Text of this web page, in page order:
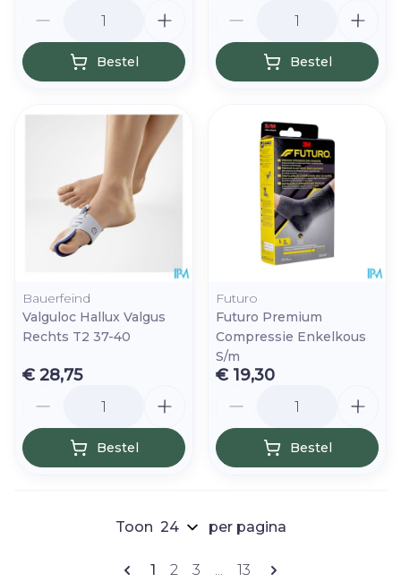
Bestel Bestel
Bauerfeind
Valguloc Hallux Valgus
Rechts T2 37-40
€ 28,75
Bestel
Futuro
Futuro Premium
Compressie Enkelkous
S/m
€ 19,30
Bestel
Pagina's
U lees momenteel pagina
1 Pagina
2 Pagina
3 ... Pagina
13
Toon per pagina